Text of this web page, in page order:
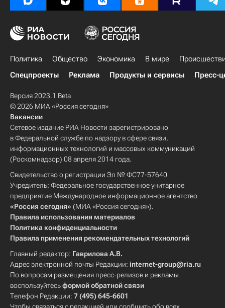
Политика Общество Экономика В мире
Спецпроекты
Реклама Продукты и сервисы Пресс-
Версия 2023.1 Beta
© 2026 МИА «Россия сегодня»
Вакансии
Сетевое издание РИА Новости зарегистрировано
в Федеральной службе по надзору в сфере связи,
информационных технологий и массовых коммуникаций
(Роскомнадзор) 08 апреля 2014 года.
Свидетельство о регистрации Эл № ФС77-57640
Учредитель: Федеральное государственное унитарное
предприятие Международное информационное агентство
«Россия сегодня» (МИА «Россия сегодня»).
Правила использования материалов
Политика конфиденциальности
Правила применения рекомендательных технологий
Главный редактор: Гаврилова А.В.
Адрес электронной почты Редакции: internet-group@ria.ru
По вопросам размещения пресс-релизов и рекламы
воспользуйтесьформой обратной связи
Телефон Редакции: 7 (495) 645-6601